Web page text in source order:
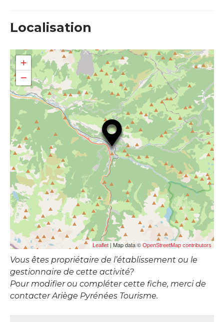
Localisation
+
−
Leaflet | Map data © OpenStreetMap contributors
Vous êtes propriétaire de l’établissement ou le
gestionnaire de cette activité?
Pour modifier ou compléter cette fiche, merci de
contacter Ariège Pyrénées Tourisme.